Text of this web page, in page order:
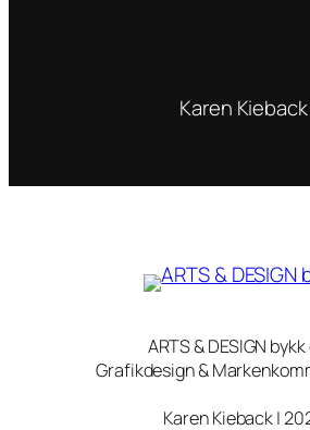
Karen Kieback
ARTS & DESIGN bykk
Grafikdesign &
Karen Kieback |